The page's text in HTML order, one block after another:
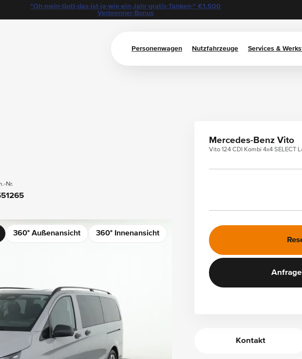
"Oh-mein-Gott-das-ist-ja-wie-ein-Jahr-gratis-Tanken-" €1.500
Verbrenner-Bonus
Personenwagen Nutzfahrzeuge Services &
Nr.
360° Außenansicht 360° Innenansicht
Mercedes-Benz Vito
Vito 124 CDI Kombi 4x4 SELECT
Kontakt